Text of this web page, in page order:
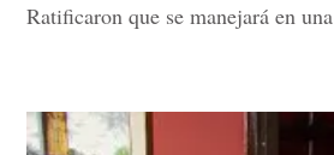
Ratificaron que se manejará en